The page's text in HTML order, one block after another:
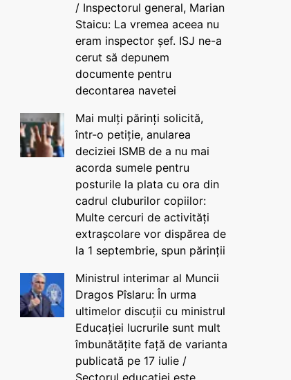
/ Inspectorul general, Marian
Staicu: La vremea aceea nu
eram inspector șef. ISJ ne-a
cerut să depunem
documente pentru
decontarea navetei
Mai mulți părinți solicită,
într-o petiție, anularea
deciziei ISMB de a nu mai
acorda sumele pentru
posturile la plata cu ora din
cadrul cluburilor copiilor:
Multe cercuri de activități
extrașcolare vor dispărea de
la 1 septembrie, spun părinții
Ministrul interimar al Muncii
Dragos Pîslaru: În urma
ultimelor discuții cu ministrul
Educației lucrurile sunt mult
îmbunătățite față de varianta
publicată pe 17 iulie /
Sectorul educației este